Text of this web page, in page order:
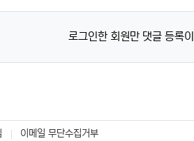
로그인한 회원만 댓글 등록
이메일 무단수집거부